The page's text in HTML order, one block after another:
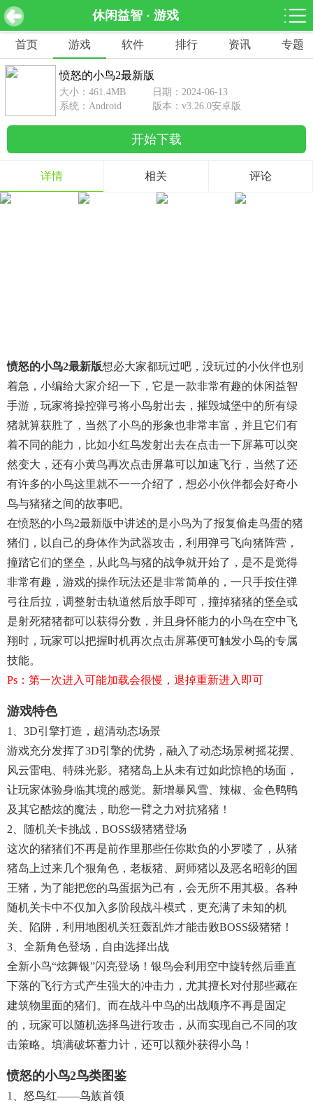
休闲益智 · 游戏
网游分类 软件分类
休闲益智
462款游戏
赛车竞速
122款游戏
43款游戏
1642款游戏
动作射击
351款游戏
69款游戏
经营养成
策略塔防
冒险解谜
首页 游戏 软件 排行 资讯 专题
愤怒的小鸟2最新版 v3.26.0安卓版 下载
愤怒的小鸟2最新版
大小：461.4MB
日期：2024-06-13
系统：Android
版本：v3.26.0安卓版
开始下载
详情 相关 评论
愤怒的小鸟2最新版想必大家都玩过吧，没玩过的小伙伴也别
着急，小编给大家介绍一下，它是一款非常有趣的休闲益智
手游，玩家将操控弹弓将小鸟射出去，摧毁城堡中的所有绿
猪就算获胜了，当然了小鸟的形象也非常丰富，并且它们有
着不同的能力，比如小红鸟发射出去在点击一下屏幕可以突
然变大，还有小黄鸟再次点击屏幕可以加速飞行，当然了还
有许多的小鸟这里就不一一介绍了，想必小伙伴都会好奇小
鸟与猪猪之间的故事吧。
在愤怒的小鸟2最新版中讲述的是小鸟为了报复偷走鸟蛋的猪
猪们，以自己的身体作为武器攻击，利用弹弓飞向猪阵营，
撞踏它们的堡垒，从此鸟与猪的战争就开始了，是不是觉得
非常有趣，游戏的操作玩法还是非常简单的，一只手按住弹
弓往后拉，调整射击轨道然后放手即可，撞掉猪猪的堡垒或
是射死猪猪都可以获得分数，并且身怀能力的小鸟在空中飞
翔时，玩家可以把握时机再次点击屏幕便可触发小鸟的专属
技能。
Ps：第一次进入可能加载会很慢，退掉重新进入即可
游戏特色
1、3D引擎打造，超清动态场景
游戏充分发挥了3D引擎的优势，融入了动态场景树摇花摆、
风云雷电、特殊光影。猪猪岛上从未有过如此惊艳的场面，
让玩家体验身临其境的感觉。新增暴风雪、辣椒、金色鸭鸭
及其它酷炫的魔法，助您一臂之力对抗猪猪！
2、随机关卡挑战，BOSS级猪猪登场
这次的猪猪们不再是前作里那些任你欺负的小罗喽了，从猪
猪岛上过来几个狠角色，老板猪、厨师猪以及恶名昭彰的国
王猪，为了能把您的鸟蛋据为己有，会无所不用其极。各种
随机关卡中不仅加入多阶段战斗模式，更充满了未知的机
关、陷阱，利用地图机关狂轰乱炸才能击败BOSS级猪猪！
3、全新角色登场，自由选择出战
全新小鸟“炫舞银”闪亮登场！银鸟会利用空中旋转然后垂直
下落的飞行方式产生强大的冲击力，尤其擅长对付那些藏在
建筑物里面的猪们。而在战斗中鸟的出战顺序不再是固定
的，玩家可以随机选择鸟进行攻击，从而实现自己不同的攻
击策略。填满破坏蓄力计，还可以额外获得小鸟！
愤怒的小鸟2鸟类图鉴
1、怒鸟红——鸟族首领